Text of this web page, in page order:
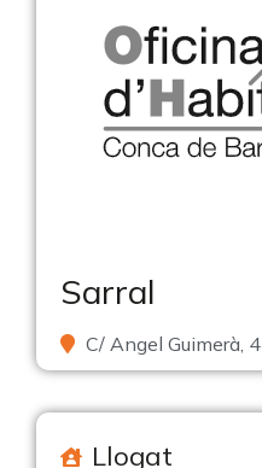
Sarral
C/ Angel Guimerà, 4
Llogat